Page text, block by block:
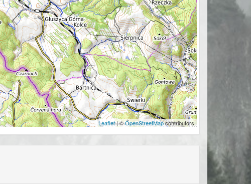
Leaflet| ©OpenStreetMapcontributors